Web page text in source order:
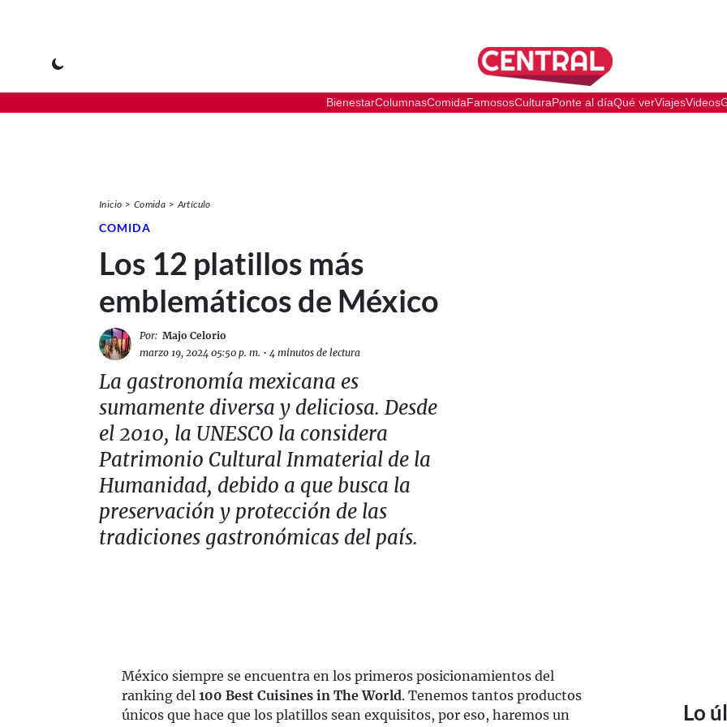
BienestarColumnasComidaFamososCulturaPonte al díaQué verViajesVideos
Inicio Comida Artículo
COMIDA
Los 12 platillos más
emblemáticos de México
Por: Majo Celorio
marzo 19, 2024 05:50 p. m. • 4 minutos de lectura
La gastronomía mexicana es
sumamente diversa y deliciosa. Desde
el 2010, la UNESCO la considera
Patrimonio Cultural Inmaterial de la
Humanidad, debido a que busca la
preservación y protección de las
tradiciones gastronómicas del país.
México siempre se encuentra en los primeros posicionamientos del
ranking del 100 Best Cuisines in The World. Tenemos tantos productos
únicos que hace que los platillos sean exquisitos, por eso, haremos un
Lo